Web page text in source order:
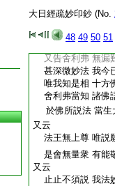
大日經疏妙印鈔 (No.
48 49 50 51
甚深微妙法 難見
除諸菩薩衆 信力
如是諸人等 其力
又告舍利弗 無漏
甚深微妙法 我今
唯我知是相 十方
舍利弗當知 諸佛
於佛所説法 當生
又云
法王無上尊 唯説
是會無量衆 有能
又云
止止不須説 我法